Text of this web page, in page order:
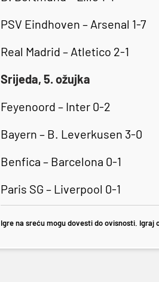
PSV Eindhoven – Arsenal 1-7
Real Madrid – Atletico 2-1
Srijeda, 5. ožujka
Feyenoord – Inter 0-2
Bayern – B. Leverkusen 3-0
Benfica – Barcelona 0-1
Paris SG – Liverpool 0-1
Igre na sreću mogu dovesti do ovisnosti. Igraj